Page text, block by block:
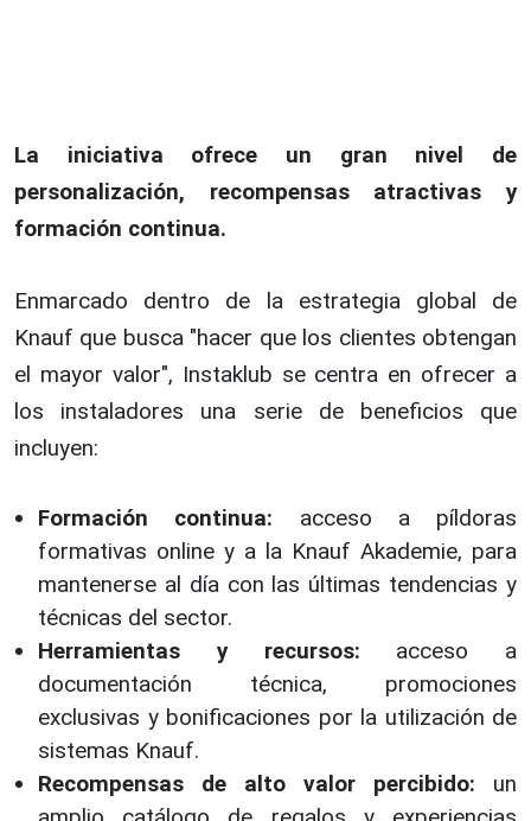
La iniciativa ofrece un gran nivel de
personalización, recompensas atractivas y
formación continua.
Enmarcado dentro de la estrategia global de
Knauf que busca "hacer que los clientes obtengan
el mayor valor", Instaklub se centra en ofrecer a
los instaladores una serie de beneficios que
incluyen:
Formación continua: acceso a píldoras
formativas online y a la Knauf Akademie, para
mantenerse al día con las últimas tendencias y
técnicas del sector.
Herramientas y recursos: acceso a
documentación técnica, promociones
exclusivas y bonificaciones por la utilización de
sistemas Knauf.
Recompensas de alto valor percibido: un